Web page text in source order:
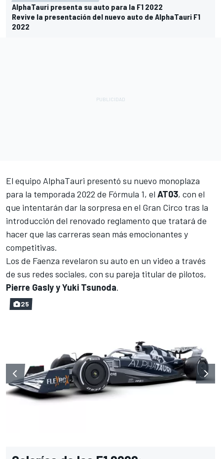
AlphaTauri presenta su auto para la F1 2022
Revive la presentación del nuevo auto de AlphaTauri F1
2022
El equipo AlphaTauri presentó su nuevo monoplaza
para la temporada 2022 de Fórmula 1, el AT03, con el
que intentarán dar la sorpresa en el Gran Circo tras la
introducción del renovado reglamento que tratará de
hacer que las carreras sean más emocionantes y
competitivas.
Los de Faenza revelaron su auto en un video a través
de sus redes sociales, con su pareja titular de pilotos,
Pierre Gasly y Yuki Tsunoda.
25